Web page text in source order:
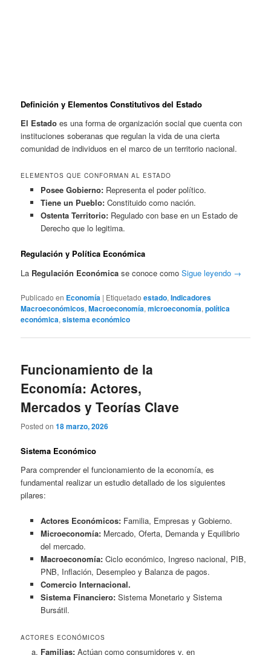
Definición y Elementos Constitutivos del Estado
El Estado es una forma de organización social que cuenta con
instituciones soberanas que regulan la vida de una cierta
comunidad de individuos en el marco de un territorio nacional.
ELEMENTOS QUE CONFORMAN AL ESTADO
Posee Gobierno:Representa el poder político.
Tiene un Pueblo:Constituido como nación.
Ostenta Territorio:Regulado con base en un Estado de
Derecho que lo legitima.
Regulación y Política Económica
La Regulación Económica se conoce comoSigue leyendo →
Publicado en Economía | Etiquetado estado,Indicadores
Macroeconómicos,Macroeconomía,microeconomía,política
económica,sistema económico
Funcionamiento de la
Economía: Actores,
Mercados y Teorías Clave
Posted on18 marzo, 2026
Sistema Económico
Para comprender el funcionamiento de la economía, es
fundamental realizar un estudio detallado de los siguientes
pilares:
Actores Económicos:Familia, Empresas y Gobierno.
Microeconomía:Mercado, Oferta, Demanda y Equilibrio
del mercado.
Macroeconomía:Ciclo económico, Ingreso nacional, PIB,
PNB, Inflación, Desempleo y Balanza de pagos.
Comercio Internacional.
Sistema Financiero:Sistema Monetario y Sistema
Bursátil.
ACTORES ECONÓMICOS
Familias:Actúan como consumidores y, en